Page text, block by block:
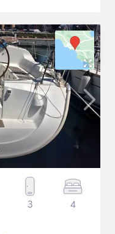
3 4